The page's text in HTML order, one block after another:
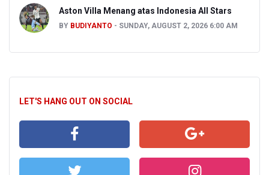
Aston Villa Menang atas Indonesia All Stars
BY BUDIYANTO SUNDAY, AUGUST 2, 2026 6:00 AM
LET'S HANG OUT ON SOCIAL